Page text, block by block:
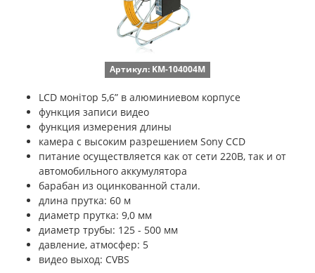
Артикул: KM-104004M
LCD монітор 5,6” в алюминиевом корпусе
функция записи видео
функция измерения длины
камера с высоким разрешением Sony CCD
питание осуществляется как от сети 220В, так и от
автомобильного аккумулятора
барабан из оцинкованной стали.
длина прутка: 60 м
диаметр прутка: 9,0 мм
диаметр трубы: 125 - 500 мм
давление, атмосфер: 5
видео выход: CVBS